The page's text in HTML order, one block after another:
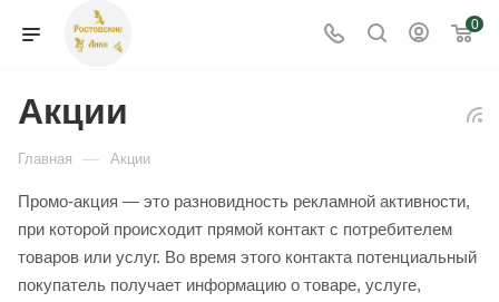
0
Акции
Главная — Акции
Промо-акция — это разновидность рекламной активности,
при которой происходит прямой контакт с потребителем
товаров или услуг. Во время этого контакта потенциальный
покупатель получает информацию о товаре, услуге,